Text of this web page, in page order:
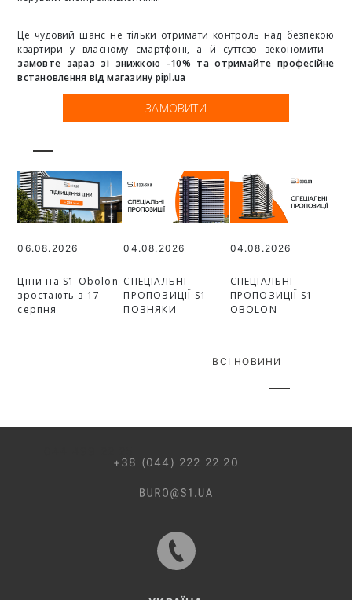
Це чудовий шанс не тільки отримати контроль над безпекою
квартири у власному смартфоні, а й суттєво зекономити -
замовте зараз зі знижкою -10% та отримайте професійне
встановлення від магазину pipl.ua
ЗАМОВИТИ
06.08.2026
Ціни на S1 Obolon
зростають з 17
серпня
04.08.2026
СПЕЦІАЛЬНІ
ПРОПОЗИЦІЇ S1
ПОЗНЯКИ
04.08.2026
СПЕЦІАЛЬНІ
ПРОПОЗИЦІЇ S1
OBOLON
ВСІ НОВИНИ
+38 (044) 222 22 20